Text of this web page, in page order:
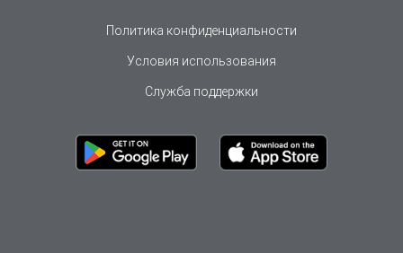
Политика конфиденциальности
Условия использования
Служба поддержки